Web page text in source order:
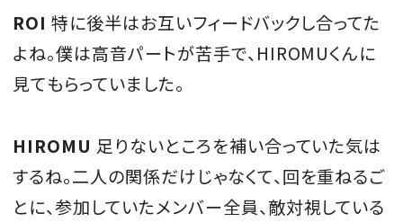
ROI 特に後半はお互いフィードバックし合ってた
よね。僕は高音パートが苦手で、HIROMUくんに
見てもらっていました。
HIROMU 足りないところを補い合っていた気は
するね。二人の関係だけじゃなくて、回を重ねるご
とに、参加していたメンバー全員、敵対視している